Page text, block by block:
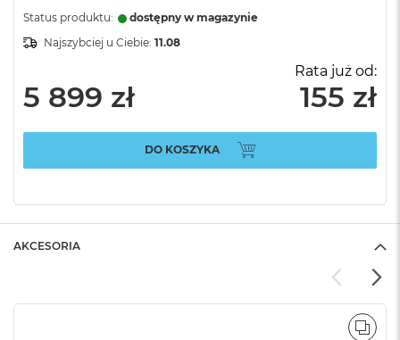
Status produktu:
dostępny w magazynie
Najszybciej u Ciebie: 11.08
5 899 zł
Rata już od:
155 zł
DO KOSZYKA
AKCESORIA